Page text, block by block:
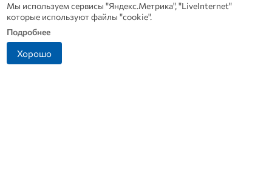
Мы используем сервисы "Яндекс.Метрика", "LiveInternet"
которые используют файлы "cookie".
Подробнее
Хорошо